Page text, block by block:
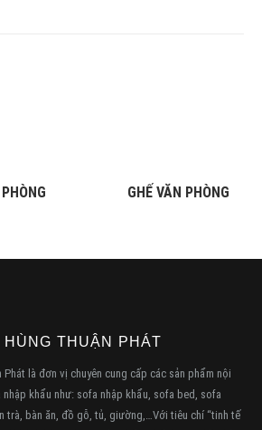
GHẾ VĂN PHÒNG
THUẬN PHÁT
là đơn vị chuyên cung cấp các sản phẩm nội
khẩu như: sofa nhập khẩu, sofa bed, sofa
trà, bàn ăn, đồ gỗ, tủ, giường,…Với tiêu chí “tinh tế